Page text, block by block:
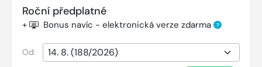
Roční předplatné
+ Bonus navíc - elektronická verze zdarma ?
Od: